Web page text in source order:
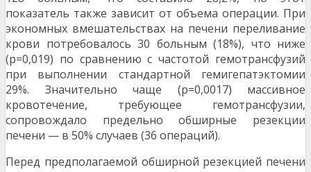
показатель также зависит от объема опера­ции. При
экономных вмешательствах на печени переливание
крови потребовалось 30 больным (18%), что ниже
(р=0,019) по сравнению с часто­той гемотрансфузий
при выполнении стандартной гемигепатэктомии
29%. Значительно чаще (р=0,0017) массивное
кровотечение, требующее гемотрансфузии,
сопровождало предельно об­ширные резекции
печени — в 50% случаев (36 операций).
Перед предполагаемой обширной резек­цией печени